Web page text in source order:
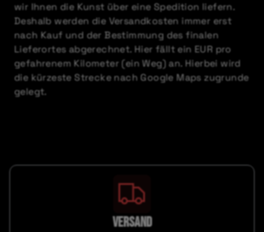
wir Ihnen die Kunst über eine Spedition liefern.
Deshalb werden die Versandkosten immer erst
nach Kauf und der Bestimmung des finalen
Lieferortes abgerechnet. Hier fällt ein EUR pro
gefahrenem Kilometer (ein Weg) an. Hierbei wird
die kürzeste Strecke nach Google Maps zugrunde
gelegt.
VERSAND